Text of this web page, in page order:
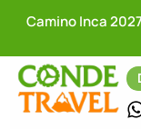
Camino Inca